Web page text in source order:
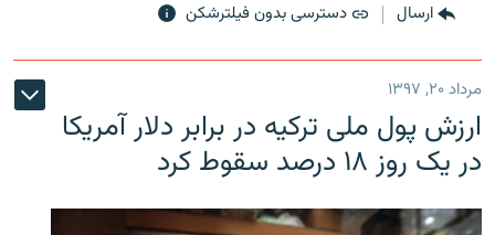
ارسال دسترسی بدون فیلترشکن
مرداد ۲۰, ۱۳۹۷
ارزش پول ملی ترکیه در برابر دلار آمریکا
در یک روز ۱۸ درصد سقوط کرد